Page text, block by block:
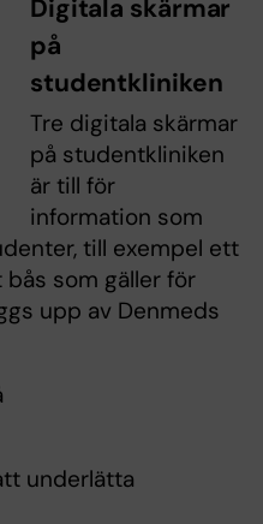
Digitala skärmar
på
studentkliniken
Tre digitala skärmar
på studentkliniken
är till för
information som
till exempel ett
som gäller för
upp av Denmeds
underlätta